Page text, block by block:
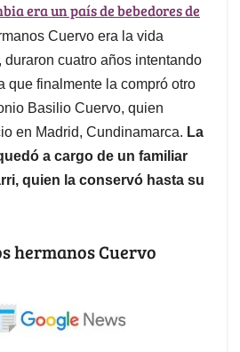
era un país de bebedores de
Cuervo era la vida
cuatro años intentando
que finalmente la compró otro
Basilio Cuervo, quien
en Madrid, Cundinamarca. La
a cargo de un familiar
quien la conservó hasta su
hermanos Cuervo